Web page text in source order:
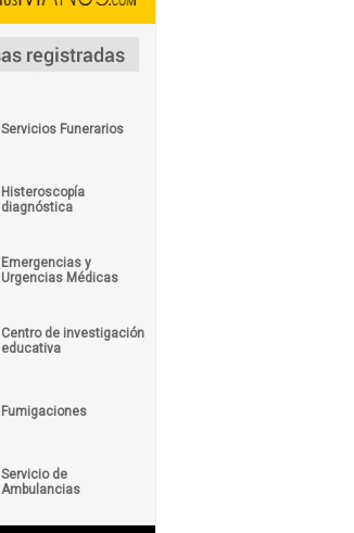
Servicios Funerarios
Histeroscopía
diagnóstica
Emergencias y
Urgencias Médicas
Centro de investigación
educativa
Fumigaciones
Servicio de
Ambulancias